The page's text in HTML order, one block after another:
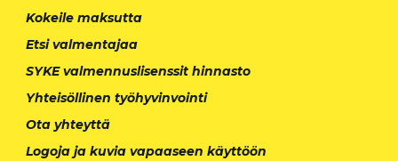
Kokeile maksutta
Etsi valmentajaa
SYKE valmennuslisenssit hinnasto
Yhteisöllinen työhyvinvointi
Ota yhteyttä
Logoja ja kuvia vapaaseen käyttöön